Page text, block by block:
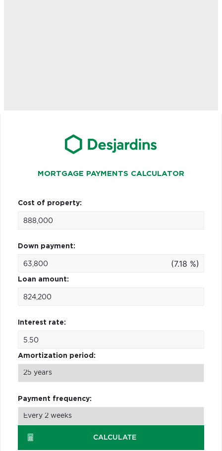
MORTGAGE PAYMENTS CALCULATOR
Cost of property:
Down payment:
(7.18 %)
Loan amount:
Interest rate:
Amortization period:
Payment frequency:
CALCULATE